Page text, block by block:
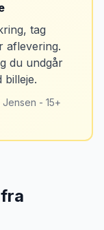
2024
fra alle
har reddet
fra
Priserne
tag
aflevering.
du undgår
billeje.
- 15+